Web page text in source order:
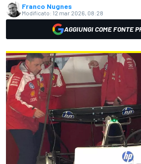
Franco Nugnes
Modificato: 12 mar 2026, 08:28
AGGIUNGI COME FONTE